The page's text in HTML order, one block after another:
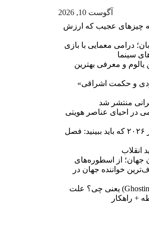
آگوست 10, 2026
چیزهای عجیب که ارزش
درامی معمایی با بازی
سینما
یالوم و معرفی بهترین
و حکمت اشراقی»
منتشر شد
در احیای عناصر هویتی
۱۰انیمه برتر بهار ۲۰۲۶ که باید ببینید: فصل
انقلاب
جهان؛ از اسطوره‌های
خواننده جهان در
گوست کردن (Ghosting) یعنی چی؟ علت
+ راهکار